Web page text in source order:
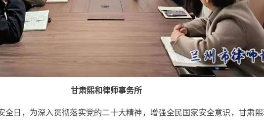
甘肃熙和律师事务所
全日，为深入贯彻落实党的二十大精神，增强全民国家安全意识，甘肃